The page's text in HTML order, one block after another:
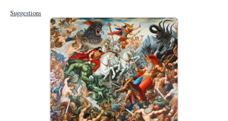
Suggestions